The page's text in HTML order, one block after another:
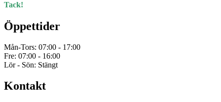
Tack!
Öppettider
Mån-Tors: 07:00 - 17:00
Fre: 07:00 - 16:00
Lör - Sön: Stängt
Kontakt